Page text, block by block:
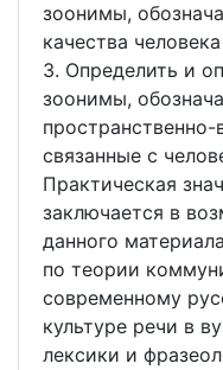
зоонимы,
качества человека
3. Определить и
зоонимы,
связанные с
Практическая
заключается в
данного
по теории
современному
культуре речи в
лексики и